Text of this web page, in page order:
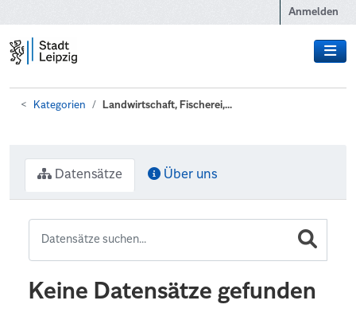
Anmelden
Kategorien Landwirtschaft, Fischerei,...
Datensätze Über uns
Keine Datensätze gefunden